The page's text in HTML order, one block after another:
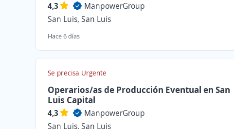
4,3
ManpowerGroup
San Luis, San Luis
Hace 6 días
Se precisa Urgente
Operarios/as de Producción Eventual en San
Luis Capital
4,3
ManpowerGroup
San Luis, San Luis